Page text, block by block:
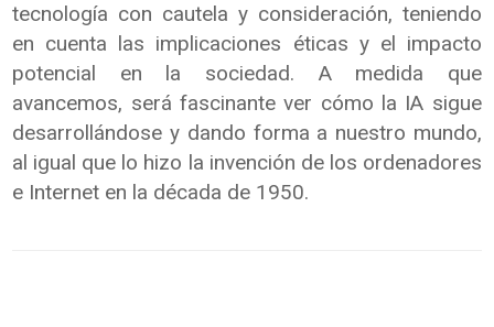
tecnología con cautela y consideración, teniendo
en cuenta las implicaciones éticas y el impacto
potencial en la sociedad. A medida que
avancemos, será fascinante ver cómo la IA sigue
desarrollándose y dando forma a nuestro mundo,
al igual que lo hizo la invención de los ordenadores
e Internet en la década de 1950.